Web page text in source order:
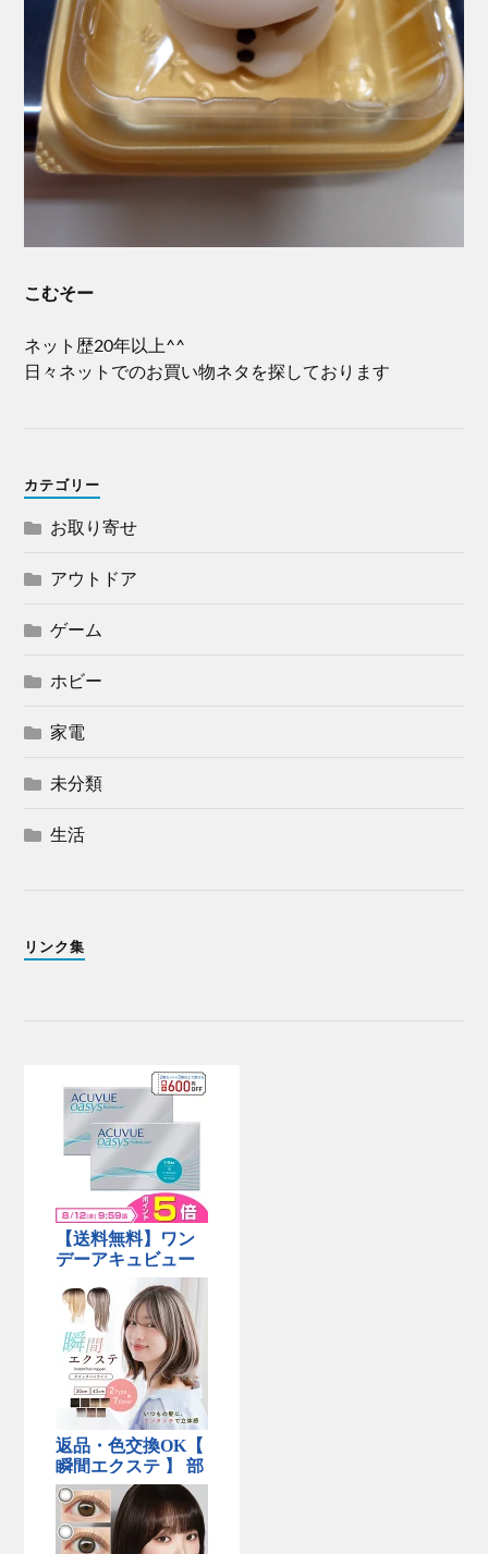
こむそー
ネット歴20年以上^^
日々ネットでのお買い物ネタを探しております
カテゴリー
お取り寄せ
アウトドア
ゲーム
ホビー
家電
未分類
生活
リンク集